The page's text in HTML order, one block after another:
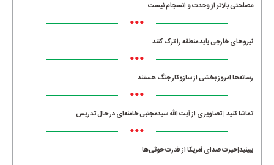
مصلحتی بالاتر از وحدت و انسجام نیست
•••
نیروهای خارجی باید منطقه را ترک کنند
•••
رسانه‌ها امروز بخشی از سازوکار جنگ هستند
•••
تماشا کنید | تصاویری از آیت الله سیدمجتبی خامنه‌ای در حال تدریس
•••
ببینید|حیرت صدای آمریکا از قدرت حوثی‌ها